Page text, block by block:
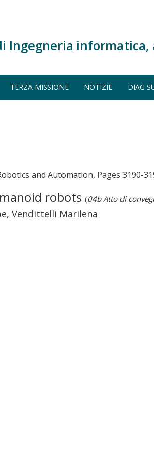
Ingegneria informatica,
TERZA MISSIONE NOTIZIE DIAG
and Automation, Pages 3190-
robots (04b Atto di
Vendittelli Marilena